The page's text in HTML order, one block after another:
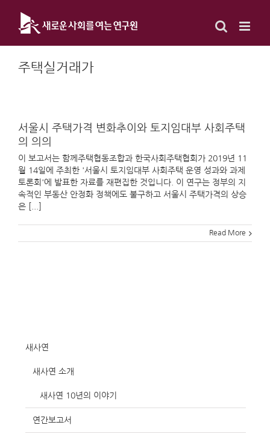
content
주택실거래가
서울시 주택가격 변화추이와 토지임대부 사회주택
의 의의
이 보고서는 함께주택협동조합과 한국사회주택협회가 2019년 11
월 14일에 주최한 '서울시 토지임대부 사회주택 운영 성과와 과제
토론회'에 발표한 자료를 재편집한 것입니다. 이 연구는 정부의 지
속적인 부동산 안정화 정책에도 불구하고 서울시 주택가격의 상승
은 [...]
Read More
새사연
새사연 소개
새사연 10년의 이야기
연간보고서